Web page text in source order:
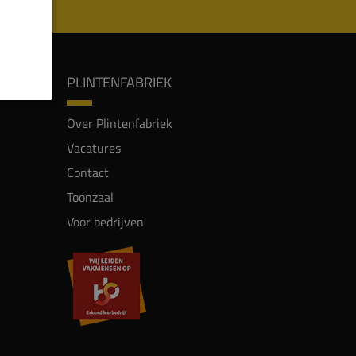
PLINTENFABRIEK
Over Plintenfabriek
Vacatures
Contact
Toonzaal
Voor bedrijven